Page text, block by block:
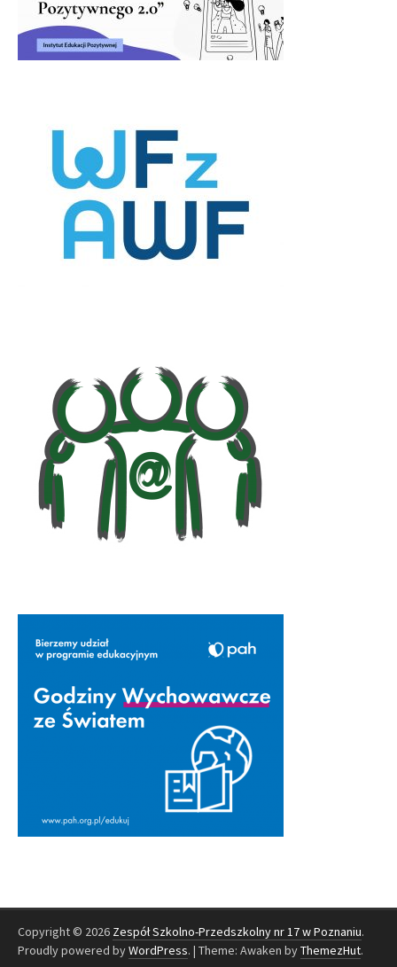
Copyright © 2026 Zespół Szkolno-Przedszkolny nr 17 w Poznaniu.
Proudly powered byWordPress. | Theme: Awaken byThemezHut.